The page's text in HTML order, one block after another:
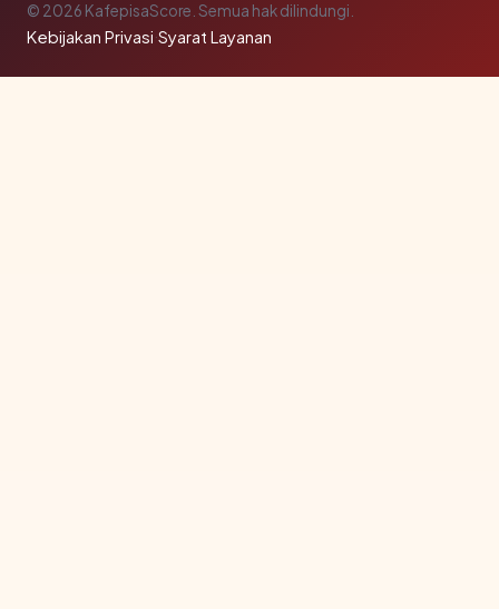
© 2026 KafepisaScore. Semua hak dilindungi.
Kebijakan Privasi·Syarat Layanan